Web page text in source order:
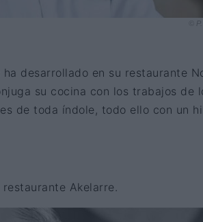
©
desarrollado en su restaurante
su cocina con los trabajos de
de toda índole, todo ello con un
Akelarre.